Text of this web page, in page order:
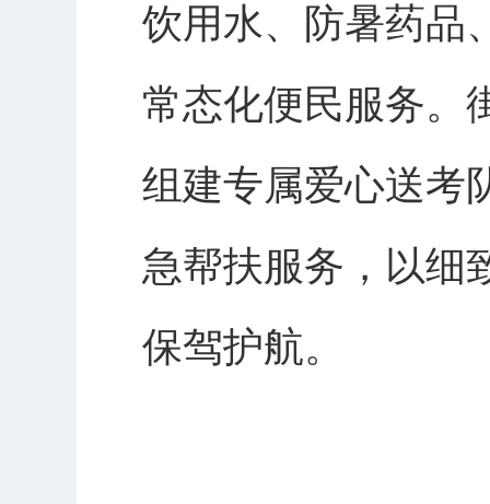
饮用水、防暑药品
常态化便民服务。
组建专属爱心送考
急帮扶服务，以细
保驾护航。